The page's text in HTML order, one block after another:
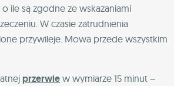
ile są zgodne ze wskazaniami
W czasie zatrudnienia
przywileje. Mowa przede wszystkim
przerwie w wymiarze 15 minut –